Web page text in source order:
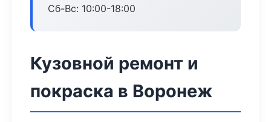
Сб-Вс: 10:00-18:00
Кузовной ремонт и
покраска в Воронеж